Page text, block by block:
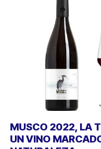
MUSCO 2022, LA
UN VINO